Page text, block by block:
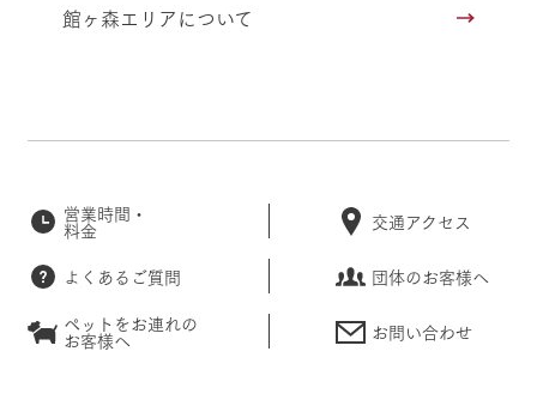
館ヶ森エリアについて
営業時間・
料金 交通アクセス
よくあるご質問
団体のお客様へ
ペットをお連れの
お客様へ お問い合わせ